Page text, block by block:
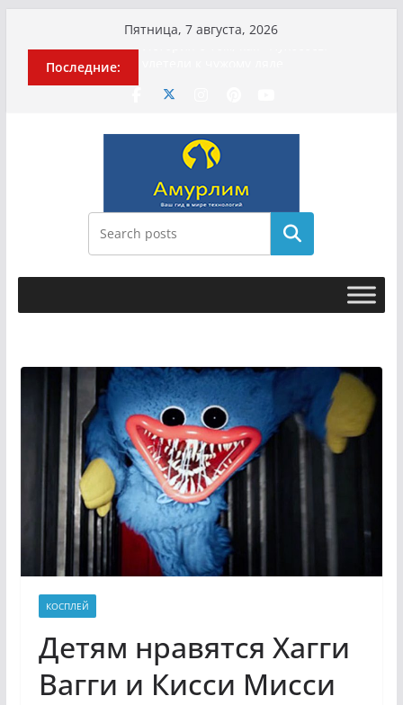
содержимому
Пятница, 7 августа, 2026
Последние:
Эхо турецкой трагедии: почему
МотоТани?
Гусейна Гасанова заочно
приговорили к четырём годам
Илью Ремесло задержали по делу о
фейках о российской армии
Новые криминальные хроники
связали Диану Шурыгину и Настю
Холод
Поиск
КОСПЛЕЙ
Детям нравятся Хагги
Вагги и Кисси Мисси